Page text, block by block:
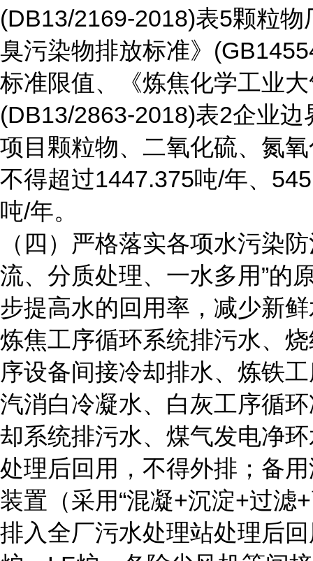
(DB13/2169-2018)表5颗粒
臭污染物排放标准》
标准限值、《炼焦化学工业
(DB13/2863-2018)表2企业
项目颗粒物、二氧化硫、氮
不得超过1447.375吨/年、
吨/年。
（四）严格落实各项水污染
流、分质处理、一水多用”的
步提高水的回用率，减少新
炼焦工序循环系统排污水、
序设备间接冷却排水、炼铁
汽消白冷凝水、白灰工序循
却系统排污水、煤气发电净
处理后回用，不得外排；备
装置（采用“混凝+沉淀+过滤
排入全厂污水处理站处理后